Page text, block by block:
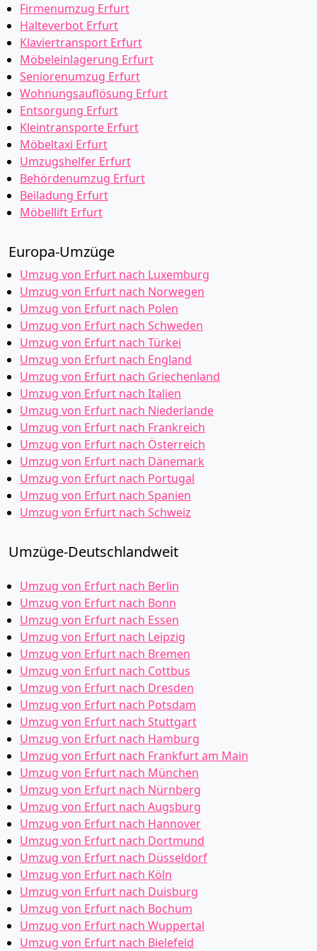
Firmenumzug Erfurt
Halteverbot Erfurt
Klaviertransport Erfurt
Möbeleinlagerung Erfurt
Seniorenumzug Erfurt
Wohnungsauflösung Erfurt
Entsorgung Erfurt
Kleintransporte Erfurt
Möbeltaxi Erfurt
Umzugshelfer Erfurt
Behördenumzug Erfurt
Beiladung Erfurt
Möbellift Erfurt
Europa-Umzüge
Umzug von Erfurt nach Luxemburg
Umzug von Erfurt nach Norwegen
Umzug von Erfurt nach Polen
Umzug von Erfurt nach Schweden
Umzug von Erfurt nach Türkei
Umzug von Erfurt nach England
Umzug von Erfurt nach Griechenland
Umzug von Erfurt nach Italien
Umzug von Erfurt nach Niederlande
Umzug von Erfurt nach Frankreich
Umzug von Erfurt nach Österreich
Umzug von Erfurt nach Dänemark
Umzug von Erfurt nach Portugal
Umzug von Erfurt nach Spanien
Umzug von Erfurt nach Schweiz
Umzüge-Deutschlandweit
Umzug von Erfurt nach Berlin
Umzug von Erfurt nach Bonn
Umzug von Erfurt nach Essen
Umzug von Erfurt nach Leipzig
Umzug von Erfurt nach Bremen
Umzug von Erfurt nach Cottbus
Umzug von Erfurt nach Dresden
Umzug von Erfurt nach Potsdam
Umzug von Erfurt nach Stuttgart
Umzug von Erfurt nach Hamburg
Umzug von Erfurt nach Frankfurt am Main
Umzug von Erfurt nach München
Umzug von Erfurt nach Nürnberg
Umzug von Erfurt nach Augsburg
Umzug von Erfurt nach Hannover
Umzug von Erfurt nach Dortmund
Umzug von Erfurt nach Düsseldorf
Umzug von Erfurt nach Köln
Umzug von Erfurt nach Duisburg
Umzug von Erfurt nach Bochum
Umzug von Erfurt nach Wuppertal
Umzug von Erfurt nach Bielefeld